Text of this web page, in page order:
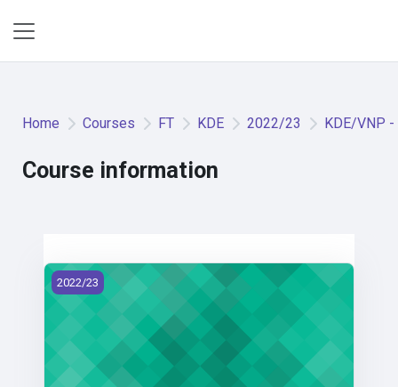
Home Courses FT KDE 2022/23 KDE/VNP
Course information
KDE/VNP - Vazby a navrhování pletenin (2022)
2022/23